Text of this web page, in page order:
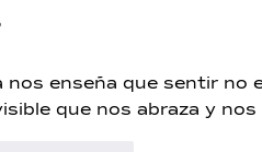
nos enseña que sentir no
que nos abraza y